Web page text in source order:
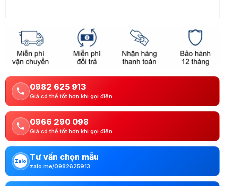
0982 625 913
Giá có thể tốt hơn khi gọi điện
0966 290 098
Giá có thể tốt hơn khi gọi điện
Zalo Tư vấn chọn mẫu
zalo.me/0982625913